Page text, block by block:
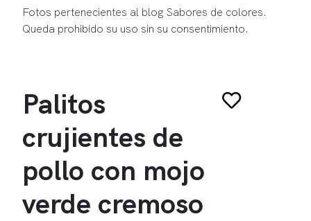
Fotos pertenecientes al blog Sabores de colores.
Queda prohibido su uso sin su consentimiento.
Palitos
crujientes de
pollo con mojo
verde cremoso